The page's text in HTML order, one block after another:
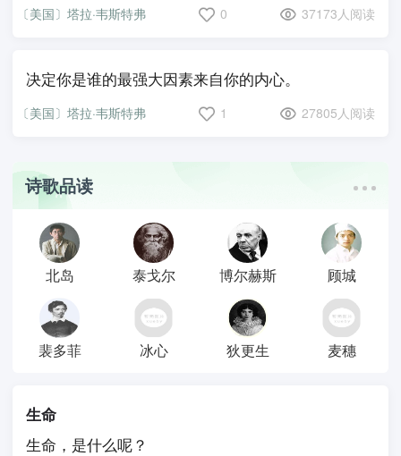
〔美国〕塔拉·韦斯特弗 0 37173人阅读
决定你是谁的最强大因素来自你的内心。
〔美国〕塔拉·韦斯特弗 1 27805人阅读
诗歌品读
北岛 泰戈尔 博尔赫斯 顾城
裴多菲 冰心 狄更生 麦穗
生命
生命，是什么呢？